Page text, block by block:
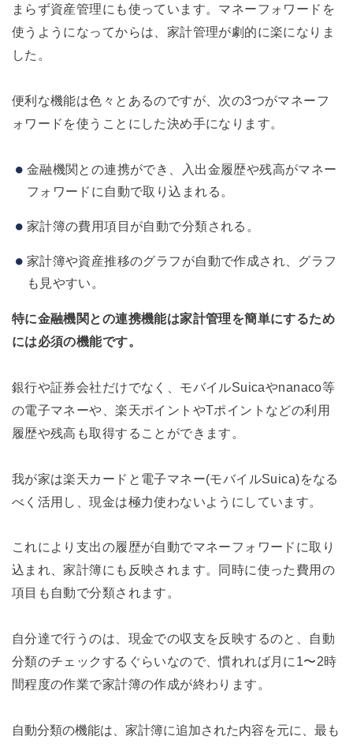
まらず資産管理にも使っています。マネーフォワードを
使うようになってからは、家計管理が劇的に楽になりま
した。
便利な機能は色々とあるのですが、次の3つがマネーフ
ォワードを使うことにした決め手になります。
金融機関との連携ができ、入出金履歴や残高がマネー
フォワードに自動で取り込まれる。
家計簿の費用項目が自動で分類される。
家計簿や資産推移のグラフが自動で作成され、グラフ
も見やすい。
特に金融機関との連携機能は家計管理を簡単にするため
には必須の機能です。
銀行や証券会社だけでなく、モバイルSuicaやnanaco等
の電子マネーや、楽天ポイントやTポイントなどの利用
履歴や残高も取得することができます。
我が家は楽天カードと電子マネー(モバイルSuica)をなる
べく活用し、現金は極力使わないようにしています。
これにより支出の履歴が自動でマネーフォワードに取り
込まれ、家計簿にも反映されます。同時に使った費用の
項目も自動で分類されます。
自分達で行うのは、現金での収支を反映するのと、自動
分類のチェックするぐらいなので、慣れれば月に1〜2時
間程度の作業で家計簿の作成が終わります。
自動分類の機能は、家計簿に追加された内容を元に、最も